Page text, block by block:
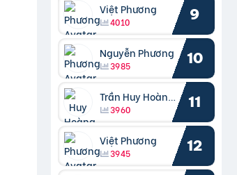
Việt Phương
4010 9
Nguyễn Phương
3985 10
Trần Huy Hoàng Bắc
3960 11
Việt Phương
3945 12